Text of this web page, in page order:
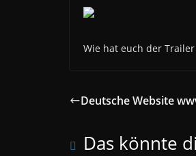
Wie hat euch der
Deutsche Website
Das könnte